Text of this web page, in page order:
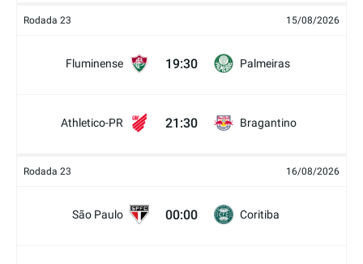
Rodada 23 15/08/2026
Fluminense 19:30 Palmeiras
Athletico-PR 21:30 Bragantino
Rodada 23 16/08/2026
São Paulo 00:00 Coritiba